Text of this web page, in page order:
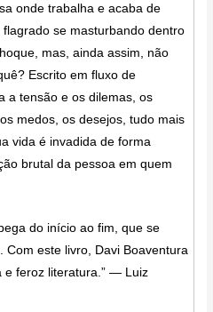
onde trabalha e acaba de
se masturbando dentro
mas, ainda assim, não
Escrito em fluxo de
a tensão e os dilemas, os
medos, os desejos, tudo mais
vida é invadida de forma
brutal da pessoa em quem
do início ao fim, que se
este livro, Davi Boaventura
e feroz literatura.” — Luiz